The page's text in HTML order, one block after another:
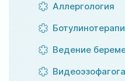
Аллергология
Ведение